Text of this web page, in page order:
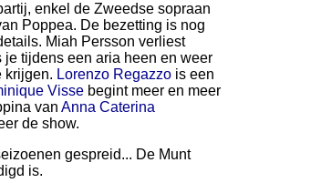
enkel de Zweedse sopraan
Poppea. De bezetting is nog
Miah Persson verliest
tijdens een aria heen en weer
krijgen. Lorenzo Regazzo is een
Visse begint meer en meer
van Anna Caterina
de show.
gespreid... De Munt
is.